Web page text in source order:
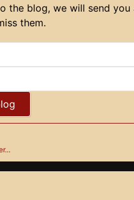
the blog, we will send
them.